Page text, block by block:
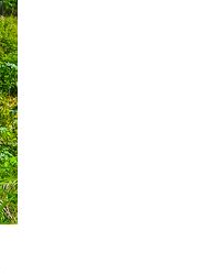
闲
观
光，
并
肩
负
历
史
及